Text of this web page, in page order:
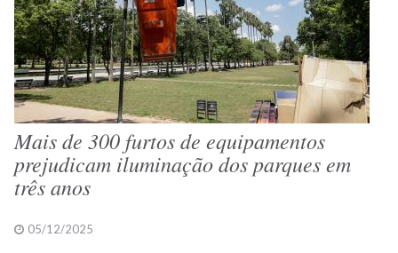
Mais de 300 furtos de equipamentos
prejudicam iluminação dos parques em
três anos
05/12/2025